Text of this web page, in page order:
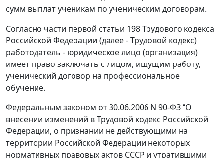
сумм выплат ученикам по ученическим договорам.
Согласно части первой статьи 198 Трудового кодекса
Российской Федерации (далее - Трудовой кодекс)
работодатель - юридическое лицо (организация)
имеет право заключать с лицом, ищущим работу,
ученический договор на профессиональное
обучение.
Федеральным законом от 30.06.2006 N 90-ФЗ “О
внесении изменений в Трудовой кодекс Российской
Федерации, о признании не действующими на
территории Российской Федерации некоторых
нормативных правовых актов СССР и утратившими